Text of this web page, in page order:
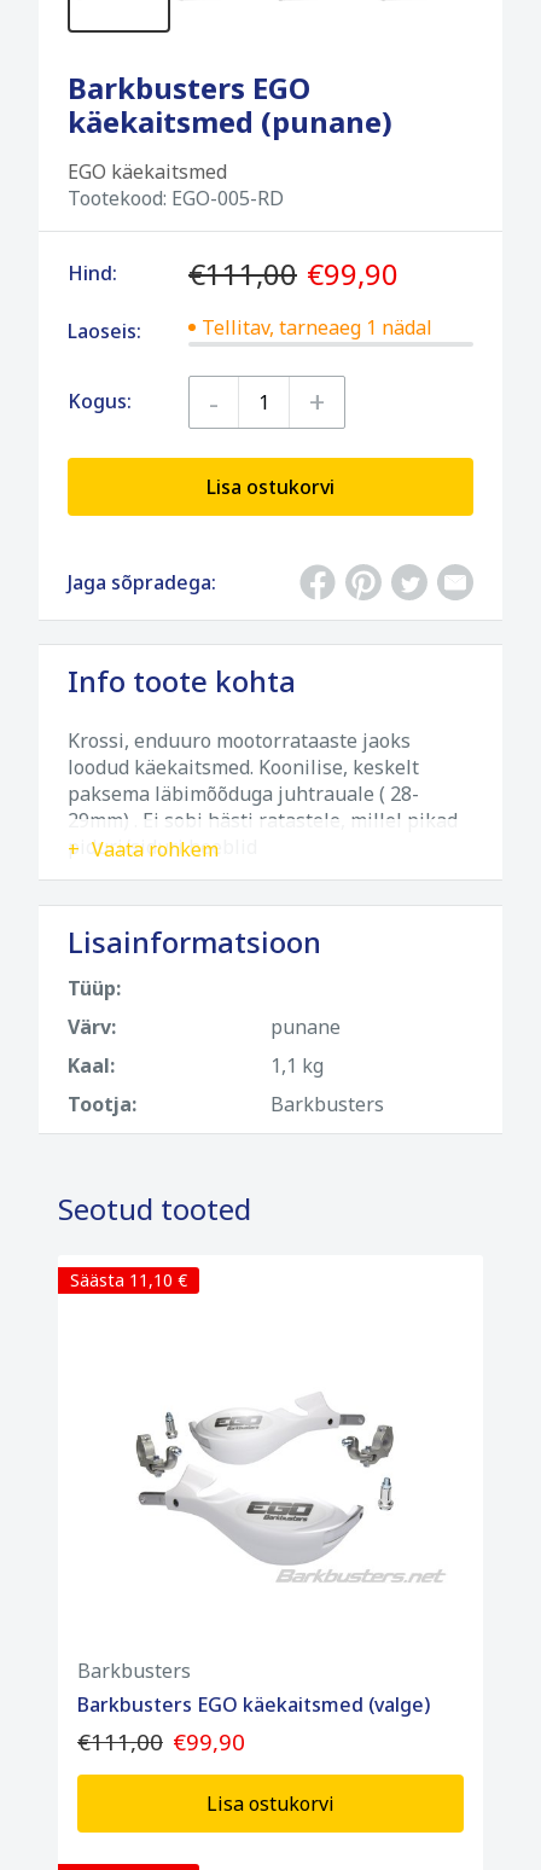
Barkbusters EGO
käekaitsmed (punane)
EGO käekaitsmed
Tootekood: EGO-005-RD
Hind: €111,00 €99,90
Laoseis: Tellitav, tarneaeg 1 nädal
Kogus: - +
Lisa ostukorvi
Jaga sõpradega:
Info toote kohta
Krossi, enduuro mootorrataaste jaoks
loodud käekaitsmed. Koonilise, keskelt
paksema läbimõõduga juhtrauale ( 28-
29mm) . Ei sobi hästi ratastele, millel pikad
piduri/siduri heeblid
Vaata rohkem
Lisainformatsioon
Tüüp:
Värv:
punane
Kaal:
1,1 kg
Tootja:
Barkbusters
Seotud tooted
Säästa 11,10 €
Barkbusters
Barkbusters EGO käekaitsmed (valge)
€111,00 €99,90
Lisa ostukorvi